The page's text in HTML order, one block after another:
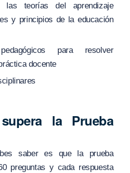
las teorías del aprendizaje
y principios de la educación
para resolver
docente
la Prueba
saber es que la prueba
preguntas y cada respuesta